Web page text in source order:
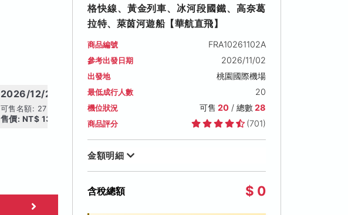
2026/12/28 (一)
可售名額: 27
售價: NT$ 136,000
2027/01/04 (一)
可售名額: 27
售價: NT$ 131,000
2027/01/10 (日)
可售名額: 27
售價: NT$ 131,000
格快線、黃金列車、冰河段國鐵、高奈葛
拉特、萊茵河遊船【華航直飛】
商品編號 FRA10261102A
參考出發日期 2026/11/02
出發地 桃園國際機場
最低成行人數 20
機位狀況 可售 20/ 總數28
商品評分 (701)
金額明細
含稅總額 $ 0